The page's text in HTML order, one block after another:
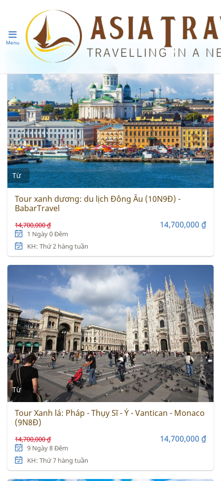
Menu
Từ
Tour xanh dương: du lịch Đông Âu (10N9Đ) -
BabarTravel
14,700,000 ₫ 14,700,000 ₫
1 Ngày 0 Đêm
KH: Thứ 2 hàng tuần
Từ
Tour Xanh lá: Pháp - Thụy Sĩ - Ý - Vantican - Monaco
(9N8Đ)
14,700,000 ₫ 14,700,000 ₫
9 Ngày 8 Đêm
KH: Thứ 7 hàng tuần